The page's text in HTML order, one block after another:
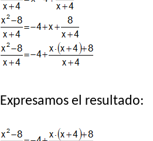
Expresamos el resultado: